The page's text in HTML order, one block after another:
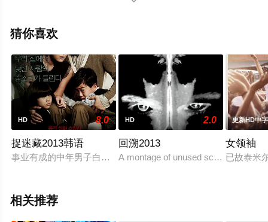
等平台了解。
猜你喜欢
HD 8.0
捉迷藏2013韩语
事业有成的中年男子白成洙（孙贤周 饰）与妻子闽祉（全美善
HD 2.0
回溯2013
A montage of unused scenes, shots
更新HD中字
女领袖
已故泰米
相关推荐